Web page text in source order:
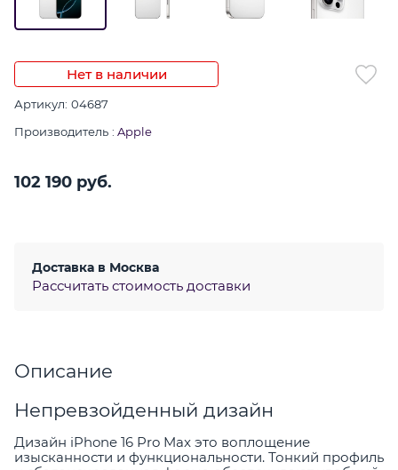
Нет в наличии
Артикул: 04687
Производитель : Apple
102 190 руб.
Доставка в Москва
Рассчитать стоимость доставки
Описание
Непревзойденный дизайн
Дизайн iPhone 16 Pro Max это воплощение
изысканности и функциональности. Тонкий профиль